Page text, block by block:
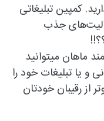
کمپین تبلیغاتی
جذب
ماهان میتوانید
یا تبلیغات خود را
از رقیبان خودتان